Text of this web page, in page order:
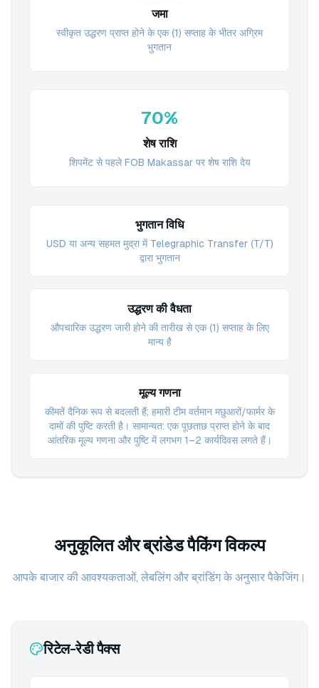
जमा
स्वीकृत उद्धरण प्राप्त होने के एक (1) सप्ताह के भीतर अग्रिम
भुगतान
70%
शेष राशि
शिपमेंट से पहले FOB Makassar पर शेष राशि देय
भुगतान विधि
USD या अन्य सहमत मुद्रा में Telegraphic Transfer (T/T)
द्वारा भुगतान
उद्धरण की वैधता
औपचारिक उद्धरण जारी होने की तारीख से एक (1) सप्ताह के लिए
मान्य है
मूल्य गणना
कीमतें दैनिक रूप से बदलती हैं; हमारी टीम वर्तमान मछुआरों/फार्मर के
दामों की पुष्टि करती है। सामान्यत: एक पूछताछ प्राप्त होने के बाद
आंतरिक मूल्य गणना और पुष्टि में लगभग 1–2 कार्यदिवस लगते हैं।
अनुकूलित और ब्रांडेड पैकिंग विकल्प
आपके बाजार की आवश्यकताओं, लेबलिंग और ब्रांडिंग के अनुसार पैकेजिंग।
रिटेल-रेडी पैक्स